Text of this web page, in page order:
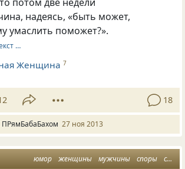
надеясь, «быть может,
умаслить поможет?».
…
Женщина 7
18
ПРямБабаБахом 27 ноя 2013
юмор женщины мужчины споры совет